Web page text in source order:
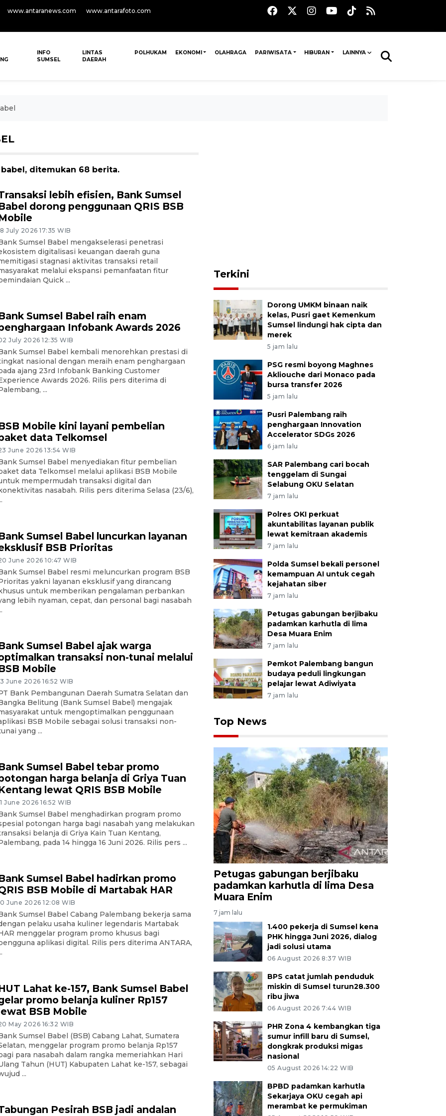
www.antaranews.com www.antarafoto.com
INFO
SUMSEL
LINTAS
DAERAH
POLHUKAM EKONOMI OLAHRAGA PARIWISATA HIBURAN LAINNYA
ditemukan 68 berita.
lebih efisien, Bank Sumsel
dorong penggunaan QRIS BSB
July 2026 17:35 WIB
Sumsel Babel mengakselerasi penetrasi
digitalisasi keuangan daerah guna
stagnasi aktivitas transaksi retail
melalui ekspansi pemanfaatan fitur
Quick ...
Sumsel Babel raih enam
Infobank Awards 2026
July 2026 12:35 WIB
Sumsel Babel kembali menorehkan prestasi di
nasional dengan meraih enam penghargaan
ajang 23rd Infobank Banking Customer
Awards 2026. Rilis pers diterima di
...
Mobile kini layani pembelian
data Telkomsel
June 2026 13:54 WIB
Sumsel Babel menyediakan fitur pembelian
data Telkomsel melalui aplikasi BSB Mobile
mempermudah transaksi digital dan
nasabah. Rilis pers diterima Selasa (23/6),
Sumsel Babel luncurkan layanan
BSB Prioritas
June 2026 10:47 WIB
Sumsel Babel resmi meluncurkan program BSB
yakni layanan eksklusif yang dirancang
untuk memberikan pengalaman perbankan
lebih nyaman, cepat, dan personal bagi nasabah
Sumsel Babel ajak warga
transaksi non-tunai melalui
Mobile
June 2026 16:52 WIB
Bank Pembangunan Daerah Sumatra Selatan dan
Belitung (Bank Sumsel Babel) mengajak
untuk mengoptimalkan penggunaan
BSB Mobile sebagai solusi transaksi non-
yang ...
Sumsel Babel tebar promo
harga belanja di Griya Tuan
lewat QRIS BSB Mobile
June 2026 16:52 WIB
Sumsel Babel menghadirkan program promo
potongan harga bagi nasabah yang melakukan
belanja di Griya Kain Tuan Kentang,
pada 14 hingga 16 Juni 2026. Rilis pers ...
Sumsel Babel hadirkan promo
BSB Mobile di Martabak HAR
June 2026 12:08 WIB
Sumsel Babel Cabang Palembang bekerja sama
pelaku usaha kuliner legendaris Martabak
menggelar program promo khusus bagi
aplikasi digital. Rilis pers diterima ANTARA,
Lahat ke-157, Bank Sumsel Babel
promo belanja kuliner Rp157
BSB Mobile
May 2026 16:32 WIB
Sumsel Babel (BSB) Cabang Lahat, Sumatera
menggelar program promo belanja Rp157
para nasabah dalam rangka memeriahkan Hari
Tahun (HUT) Kabupaten Lahat ke-157, sebagai
...
Pesirah BSB jadi andalan
Terkini
Dorong UMKM binaan naik
kelas, Pusri gaet Kemenkum
Sumsel lindungi hak cipta dan
merek
5 jam lalu
PSG resmi boyong Maghnes
Akliouche dari Monaco pada
bursa transfer 2026
5 jam lalu
Pusri Palembang raih
penghargaan Innovation
Accelerator SDGs 2026
6 jam lalu
SAR Palembang cari bocah
tenggelam di Sungai
Selabung OKU Selatan
7 jam lalu
Polres OKI perkuat
akuntabilitas layanan publik
lewat kemitraan akademis
7 jam lalu
Polda Sumsel bekali personel
kemampuan AI untuk cegah
kejahatan siber
7 jam lalu
Petugas gabungan berjibaku
padamkan karhutla di lima
Desa Muara Enim
7 jam lalu
Pemkot Palembang bangun
budaya peduli lingkungan
pelajar lewat Adiwiyata
7 jam lalu
Top News
Petugas gabungan berjibaku
padamkan karhutla di lima Desa
Muara Enim
7 jam lalu
1.400 pekerja di Sumsel kena
PHK hingga Juni 2026, dialog
jadi solusi utama
06 August 2026 8:37 WIB
BPS catat jumlah penduduk
miskin di Sumsel turun28.300
ribu jiwa
06 August 2026 7:44 WIB
PHR Zona 4 kembangkan tiga
sumur infill baru di Sumsel,
dongkrak produksi migas
nasional
05 August 2026 14:22 WIB
BPBD padamkan karhutla
Sekarjaya OKU cegah api
merambat ke permukiman